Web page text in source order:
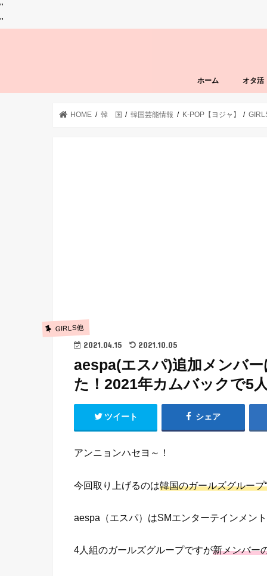
"
"
ホーム オタ活
HOME 韓 国 韓国芸能情報 K-POP【ヨジャ】
GIRLS他
2021.04.15 2021.10.05
aespa(エスパ)追加メンバ
た！2021年カムバックで5
ツイート シェア
アンニョンハセヨ～！
今回取り上げるのは韓国のガールズグループ
aespa（エスパ）はSMエンターテインメン
4人組のガールズグループですが新メンバー